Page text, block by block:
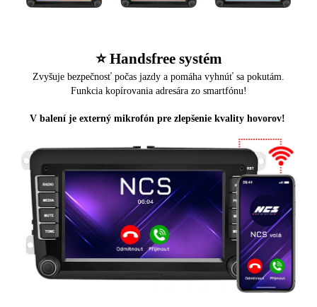
⭐️ Handsfree systém
Zvyšuje bezpečnosť počas jazdy a pomáha vyhnúť sa pokutám.
Funkcia kopírovania adresára zo smartfónu!
V balení je externý mikrofón pre zlepšenie kvality hovorov!